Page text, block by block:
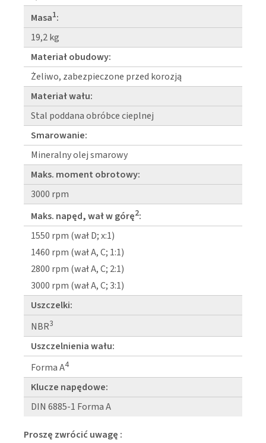
Masa1:
19,2 kg
Materiał obudowy:
Żeliwo, zabezpieczone przed korozją
Materiał wału:
Stal poddana obróbce cieplnej
Smarowanie:
Mineralny olej smarowy
Maks. moment obrotowy:
3000 rpm
Maks. napęd, wał w górę2:
1550 rpm (wał D; x:1)
1460 rpm (wał A, C; 1:1)
2800 rpm (wał A, C; 2:1)
3000 rpm (wał A, C; 3:1)
Uszczelki:
NBR3
Uszczelnienia wału:
Forma A4
Klucze napędowe:
DIN 6885-1 Forma A
Proszę zwrócić uwagę :